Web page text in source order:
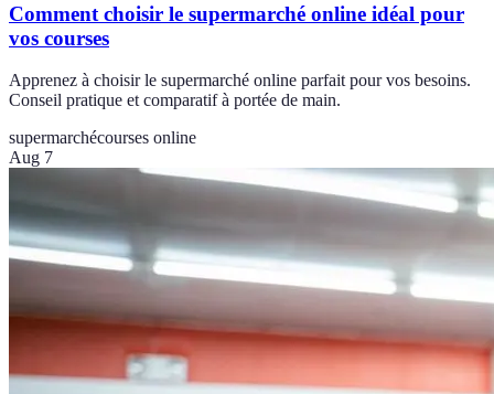
Comment choisir le supermarché online idéal pour
vos courses
Apprenez à choisir le supermarché online parfait pour vos besoins.
Conseil pratique et comparatif à portée de main.
supermarchécourses online
Aug 7